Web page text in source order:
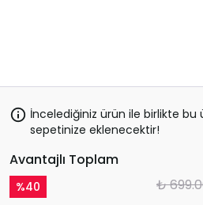
İncelediğiniz ürün ile birlikte bu
sepetinize eklenecektir!
Avantajlı Toplam
%40 ₺